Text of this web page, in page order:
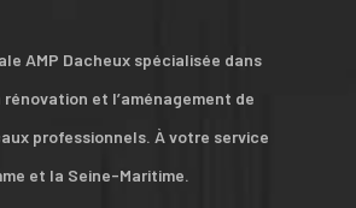
AMP Dacheux spécialisée dans
et l’aménagement de
professionnels. À votre service
et la Seine-Maritime.